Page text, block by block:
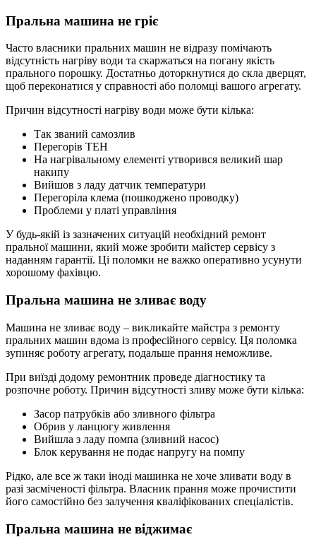
Пральна машина не гріє
Часто власники пральних машин не відразу помічають
відсутність нагріву води та скаржаться на погану якість
прального порошку. Достатньо доторкнутися до скла дверцят,
щоб переконатися у справності або поломці вашого агрегату.
Причин відсутності нагріву води може бути кілька:
Так званий самозлив
Перегорів ТЕН
На нагрівальному елементі утворився великий шар
накипу
Вийшов з ладу датчик температури
Перегоріла клема (пошкоджено проводку)
Проблеми у платі управління
У будь-якій із зазначених ситуацій необхідний ремонт
пральної машини, який може зробити майстер сервісу з
наданням гарантії. Ці поломки не важко оперативно усунути
хорошому фахівцю.
Пральна машина не зливає воду
Машина не зливає воду – викликайте майстра з ремонту
пральних машин вдома із професійного сервісу. Ця поломка
зупиняє роботу агрегату, подальше прання неможливе.
При виїзді додому ремонтник проведе діагностику та
розпочне роботу. Причин відсутності зливу може бути кілька:
Засор патрубків або зливного фільтра
Обрив у ланцюгу живлення
Вийшла з ладу помпа (зливний насос)
Блок керування не подає напругу на помпу
Рідко, але все ж таки іноді машинка не хоче зливати воду в
разі засміченості фільтра. Власник прання може прочистити
його самостійно без залучення кваліфікованих спеціалістів.
Пральна машина не віджимає